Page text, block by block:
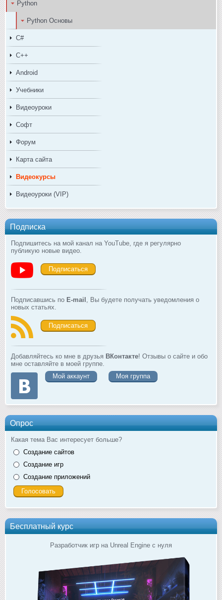
Python
Python Основы
C#
C++
Android
Учебники
Видеоуроки
Софт
Форум
Карта сайта
Видеокурсы
Видеоуроки (VIP)
Подписка
Подпишитесь на мой канал на YouTube, где я регулярно
публикую новые видео.
Подписаться
Подписавшись по E-mail
, Вы будете получать уведомления о
новых статьях.
Подписаться
Добавляйтесь ко мне в друзья ВКонтакте! Отзывы о сайте и обо
мне оставляйте в моей группе.
Мой аккаунт
Моя группа
Опрос
Какая тема Вас интересует больше?
Создание сайтов
Создание игр
Создание приложений
Бесплатный курс
Разработчик игр на Unreal Engine с нуля